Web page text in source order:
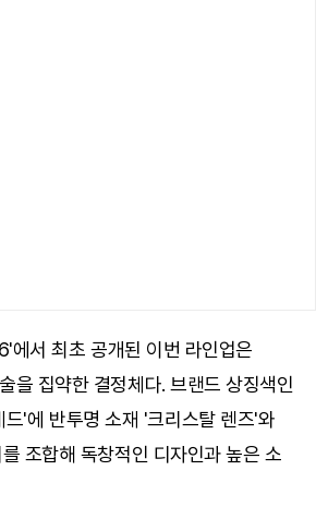
에서 최초 공개된 이번 라인업은
을 집약한 결정체다. 브랜드 상징색인
드'에 반투명 소재 '크리스탈 렌즈'와
조합해 독창적인 디자인과 높은 소